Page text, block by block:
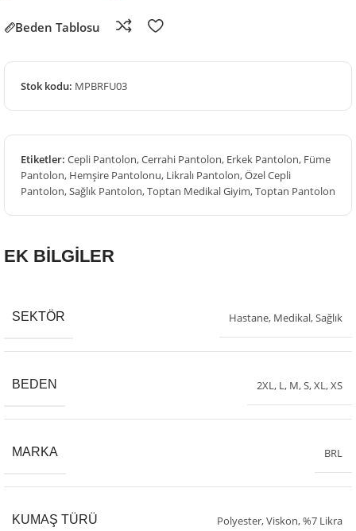
Beden Tablosu
Stok kodu: MPBRFU03
Etiketler: Cepli Pantolon,Cerrahi Pantolon, Erkek Pantolon, Füme
Pantolon, Hemşire Pantolonu, Likralı Pantolon,Özel Cepli
Pantolon,Sağlık Pantolon,Toptan Medikal Giyim,Toptan Pantolon
EK BİLGİLER
SEKTÖR Hastane, Medikal,Sağlık
BEDEN 2XL, L, M,S,XL,XS
MARKA BRL
KUMAŞ TÜRÜ Polyester, Viskon, %7 Likra